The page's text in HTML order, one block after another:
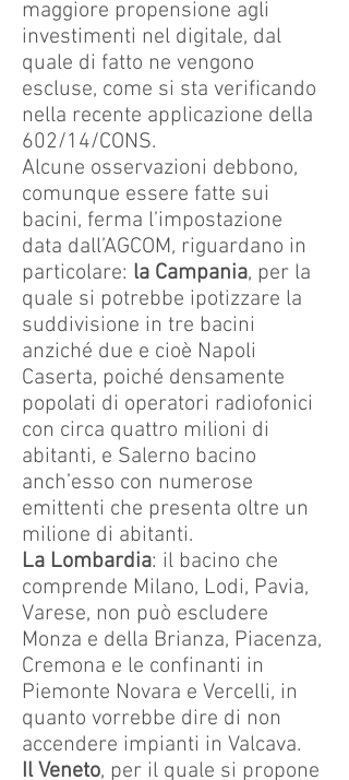
maggiore propensione agli
investimenti nel digitale, dal
quale di fatto ne vengono
escluse, come si sta verificando
nella recente applicazione della
602/14/CONS.
Alcune osservazioni debbono,
comunque essere fatte sui
bacini, ferma l’impostazione
data dall’AGCOM, riguardano in
particolare: la Campania, per la
quale si potrebbe ipotizzare la
suddivisione in tre bacini
anziché due e cioè Napoli
Caserta, poiché densamente
popolati di operatori radiofonici
con circa quattro milioni di
abitanti, e Salerno bacino
anch’esso con numerose
emittenti che presenta oltre un
milione di abitanti.
La Lombardia: il bacino che
comprende Milano, Lodi, Pavia,
Varese, non può escludere
Monza e della Brianza, Piacenza,
Cremona e le confinanti in
Piemonte Novara e Vercelli, in
quanto vorrebbe dire di non
accendere impianti in Valcava.
Il Veneto, per il quale si propone